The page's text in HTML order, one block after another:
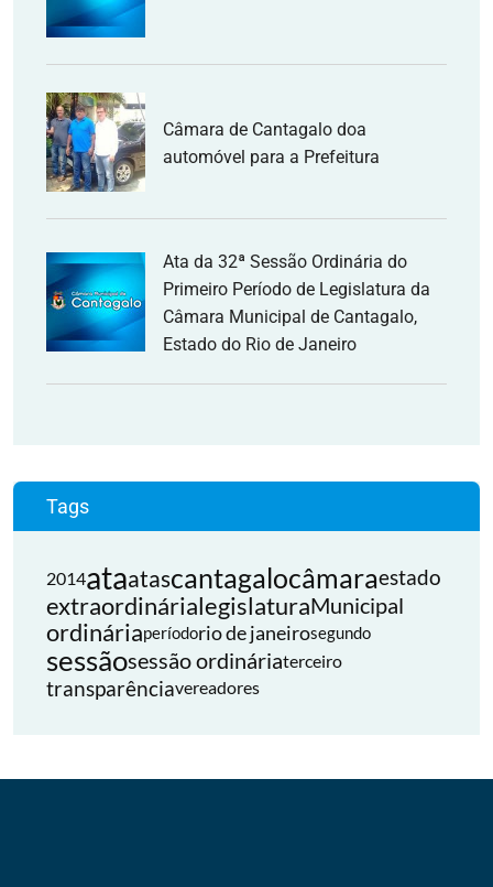
Câmara de Cantagalo doa
automóvel para a Prefeitura
Ata da 32ª Sessão Ordinária do
Primeiro Período de Legislatura da
Câmara Municipal de Cantagalo,
Estado do Rio de Janeiro
Tags
2014ataatascantagalocâmaraestado
extraordinárialegislaturaMunicipal
ordináriaperíodorio de janeirosegundo
sessãosessão ordináriaterceiro
transparênciavereadores